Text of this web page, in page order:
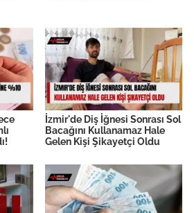
İzmir'de Diş İğnesi Sonrası Sol
Bacağını Kullanamaz Hale
Gelen Kişi Şikayetçi Oldu